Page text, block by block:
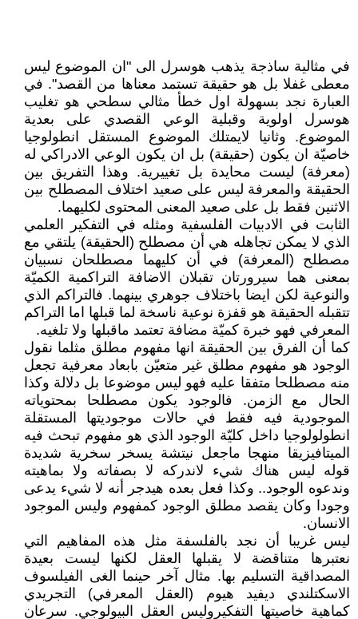
في مثالية ساذجة يذهب هوسرل الى "ان الموضوع ليس
معطى غفلا بل هو حقيقة تستمد معناها من القصد". في
العبارة نجد بسهولة اول خطأ مثالي سطحي هو تغليب
هوسرل اولوية وقبلية الوعي القصدي على بعدية
الموضوع. وثانيا لايمتلك الموضوع المستقل انطولوجيا
خاصيّة ان يكون (حقيقة) بل ان يكون الوعي الادراكي له
(معرفة) ليست محايدة بل تغييرية. وهذا التفريق بين
الحقيقة والمعرفة ليس على صعيد اختلاف المصطلح بين
الاثنين فقط بل على صعيد المعنى المحتوى لكليهما.
الثابت في الادبيات الفلسفية ومثله في التفكير العلمي
الذي لا يمكن تجاهله هي أن مصطلح (الحقيقة) يلتقي مع
مصطلح (المعرفة) في أن كليهما مصطلحان نسبيان
بمعنى هما سيرورتان تقبلان الاضافة التراكمية الكميّة
والنوعية لكن ايضا باختلاف جوهري بينهما. فالتراكم الذي
تتقبله الحقيقة هو قفزة نوعية ناسخة لما قبلها اما التراكم
المعرفي فهو خبرة كميّة مضافة تعتمد ماقبلها ولا تلغيه.
كما أن الفرق بين الحقيقة انها مفهوم مطلق مثلما نقول
الوجود هو مفهوم مطلق غير متعيّن بابعاد معرفية تجعل
منه مصطلحا متفقا عليه فهو ليس موضوعا بل دلالة وكذا
الحال مع الزمن. فالوجود يكون مصطلحا بمحتوياته
الموجودية فيه فقط في حالات موجوديتها المستقلة
انطولولوجيا داخل كليّة الوجود الذي هو مفهوم تبحث فيه
الميتافيزيقا منهجا ماجعل نيتشة يسخر سخرية شديدة
قوله ليس هناك شيء لاندركه لا بصفاته ولا بماهيته
وندعوه الوجود.. وكذا فعل بعده هيدجر أنه لا شيء يدعى
وجودا وكان يقصد مطلق الوجود كمفهوم وليس الموجود
الانسان.
ليس غريبا أن نجد بالفلسفة مثل هذه المفاهيم التي
نعتبرها متناقضة لا يقبلها العقل لكنها ليست بعيدة
المصداقية التسليم بها. مثال آخر حينما الغى الفيلسوف
الاسكتلندي ديفيد هيوم (العقل المعرفي) التجريدي
كماهية خاصيتها التفكيروليس العقل البيولوجي. سرعان